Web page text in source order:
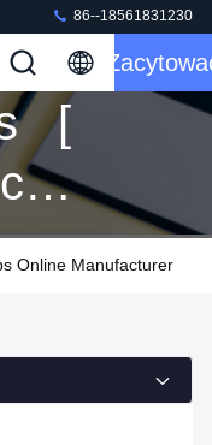
86--18561831230
[
Online Manufacturer